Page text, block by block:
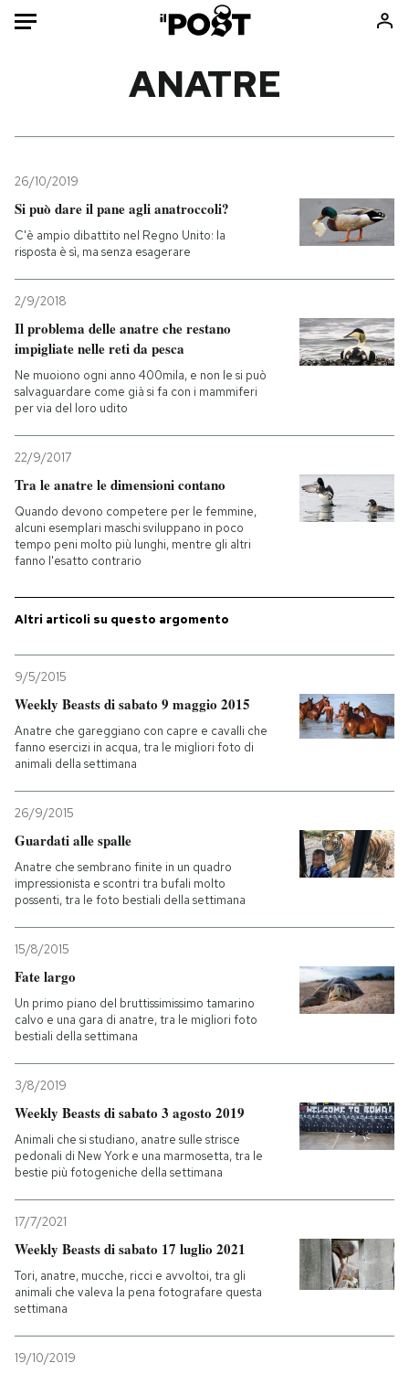
Mondo
Politica
Tecnologia
Internet
Scienza
Economia
Media
Mondiali calcio 2026
NEWSLETTER
I MIEI PREFERITI
SHOP
CALENDARIO
AREA PERSONALE
ANATRE
26/10/2019
Si può dare il pane agli anatroccoli?
C'è ampio dibattito nel Regno Unito: la
risposta è sì, ma senza esagerare
2/9/2018
Il problema delle anatre che restano
impigliate nelle reti da pesca
Ne muoiono ogni anno 400mila, e non le si può
salvaguardare come già si fa con i mammiferi
per via del loro udito
22/9/2017
Tra le anatre le dimensioni contano
Quando devono competere per le femmine,
alcuni esemplari maschi sviluppano in poco
tempo peni molto più lunghi, mentre gli altri
fanno l'esatto contrario
Altri articoli su questo argomento
9/5/2015
Weekly Beasts di sabato 9 maggio 2015
Anatre che gareggiano con capre e cavalli che
fanno esercizi in acqua, tra le migliori foto di
animali della settimana
26/9/2015
Guardati alle spalle
Anatre che sembrano finite in un quadro
impressionista e scontri tra bufali molto
possenti, tra le foto bestiali della settimana
15/8/2015
Fate largo
Un primo piano del bruttissimissimo tamarino
calvo e una gara di anatre, tra le migliori foto
bestiali della settimana
3/8/2019
Weekly Beasts di sabato 3 agosto 2019
Animali che si studiano, anatre sulle strisce
pedonali di New York e una marmosetta, tra le
bestie più fotogeniche della settimana
17/7/2021
Weekly Beasts di sabato 17 luglio 2021
Tori, anatre, mucche, ricci e avvoltoi, tra gli
animali che valeva la pena fotografare questa
settimana
19/10/2019